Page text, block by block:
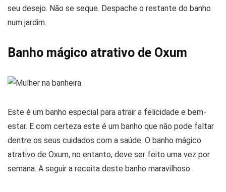
seu desejo. Não se seque. Despache o restante do banho
num jardim.
Banho mágico atrativo de Oxum
Este é um banho especial para atrair a felicidade e bem-
estar. E com certeza este é um banho que não pode faltar
dentre os seus cuidados com a saúde. O banho mágico
atrativo de Oxum, no entanto, deve ser feito uma vez por
semana. A seguir a receita deste banho maravilhoso.